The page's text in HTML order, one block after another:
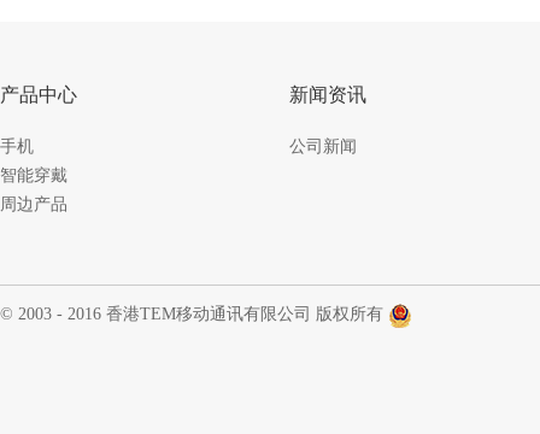
产品中心
手机
智能穿戴
周边产品
新闻资讯
公司新闻
© 2003 - 2016 香港TEM移动通讯有限公司 版权所有